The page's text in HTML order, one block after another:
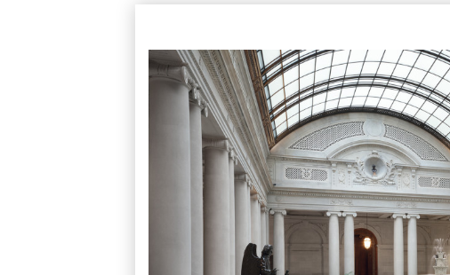
Missile colpisce nave emiratina nello Stretto di Hormuz, 'nessun ferito'
Media, continuano le incursioni israeliane in Cisgiordania
Drone